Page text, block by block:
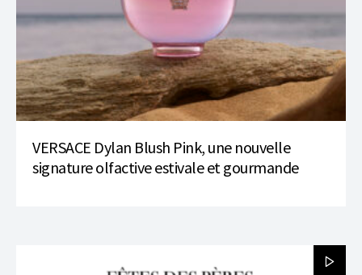
VERSACE Dylan Blush Pink, une nouvelle
signature olfactive estivale et gourmande